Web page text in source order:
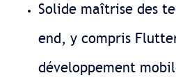
Solide maîtrise des
end, y compris
développement